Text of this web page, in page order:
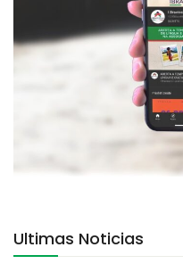
Ultimas Noticias